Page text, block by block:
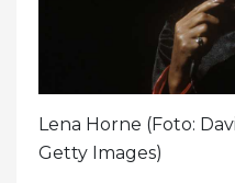
Lena Horne (Foto:
Getty Images)